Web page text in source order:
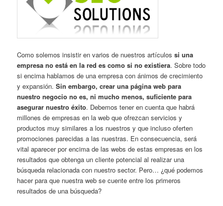
Como solemos insistir en varios de nuestros artículossi una
empresa no está en la red es como si no existiera. Sobre todo
si encima hablamos de una empresa con ánimos de crecimiento
y expansión.Sin embargo, crear una página web para
nuestro negocio no es, ni mucho menos, suficiente para
asegurar nuestro éxito. Debemos tener en cuenta que habrá
millones de empresas en la web que ofrezcan servicios y
productos muy similares a los nuestros y que incluso oferten
promociones parecidas a las nuestras. En consecuencia, será
vital aparecer por encima de las webs de estas empresas en los
resultados que obtenga un cliente potencial al realizar una
búsqueda relacionada con nuestro sector. Pero… ¿qué podemos
hacer para que nuestra web se cuente entre los primeros
resultados de una búsqueda?